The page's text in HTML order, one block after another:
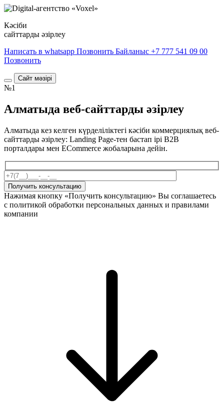
Кәсіби
сайттарды әзірлеу
Написать в whatsapp Позвонить Байланыс +7 777 541 09 00
Позвонить
Сайт мәзірі
№1
Алматыда веб-сайттарды әзірлеу
Алматыда кез келген күрделіліктегі кәсіби коммерциялық веб-
сайттарды әзірлеу: Landing Page-тен бастап ірі B2B
порталдары мен ECommerce жобаларына дейін.
Получить консультацию
Нажимая кнопку «Получить консультацию» Вы соглашаетесь
с политикой обработки персональных данных и правилами
компании